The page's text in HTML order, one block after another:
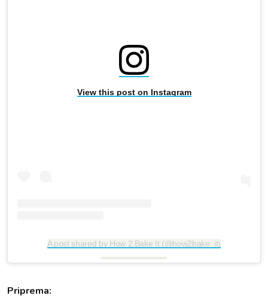
View this post on Instagram
A post shared by How 2 Bake It (@how2bake_it)
Priprema: